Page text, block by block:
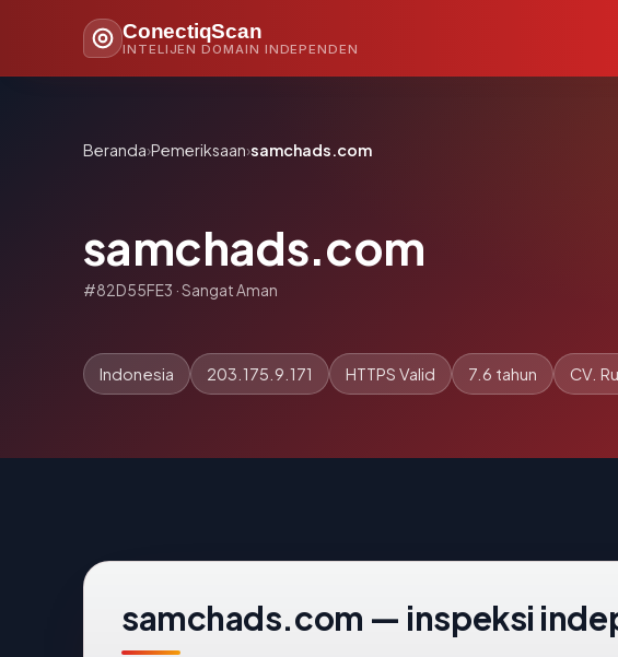
ConectiqScan
INTELIJEN DOMAIN INDEPENDEN
Beranda›Pemeriksaan›samchads.com
samchads.com
#82D55FE3 · Sangat Aman
Indonesia 203.175.9.171 HTTPS Valid 7.6 tahun CV.
samchads.com — inspeksi